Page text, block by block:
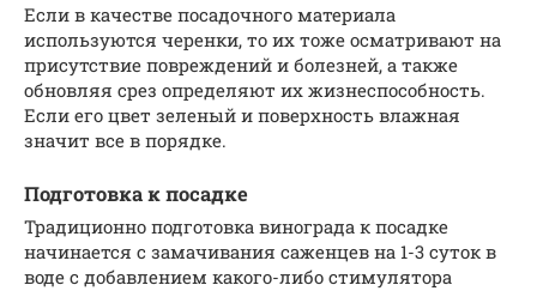
Если в качестве посадочного материала
используются черенки, то их тоже осматривают на
присутствие повреждений и болезней, а также
обновляя срез определяют их жизнеспособность.
Если его цвет зеленый и поверхность влажная
значит все в порядке.
Подготовка к посадке
Традиционно подготовка винограда к посадке
начинается с замачивания саженцев на 1-3 суток в
воде с добавлением какого-либо стимулятора